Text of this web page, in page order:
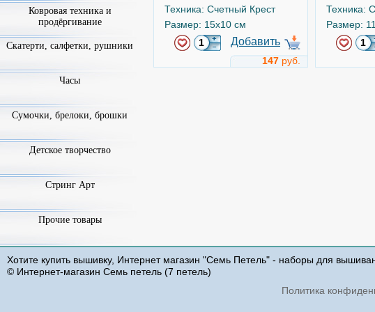
Техника: Счетный Крест
Размер: 15x10 см
Добавить
147 руб.
Техника:
Размер:
Чудесная игла
Техника: Счетный Крест
Размер: 12x10 см
Техника:
Ковровая техника и
продёргивание
Скатерти, салфетки, рушники
Часы
Сумочки, брелоки, брошки
Детское творчество
Стринг Арт
Прочие товары
Хотите купить вышивку, Интернет магазин "Семь Петель" - наборы для
© Интернет-магазин Семь петель (7 петель)
Политика